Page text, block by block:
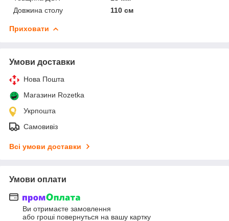
Довжина столу
110 см
Приховати
Умови доставки
Нова Пошта
Магазини Rozetka
Укрпошта
Самовивіз
Всі умови доставки
Умови оплати
Ви отримаєте замовлення
або гроші повернуться на вашу картку